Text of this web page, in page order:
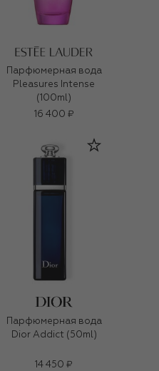
Парфюмерная вода
Pleasures Intense
(100ml)
16 400 ₽
Парфюмерная вода
Dior Addict (50ml)
14 450 ₽